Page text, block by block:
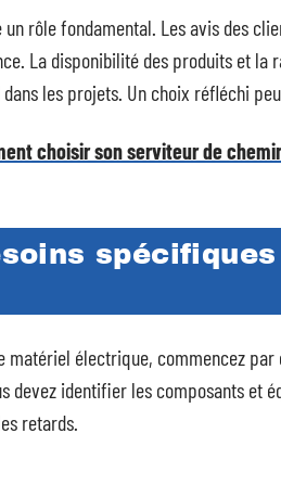
rôle fondamental. Les avis des
La disponibilité des produits et la
les projets. Un choix réfléchi
choisir son serviteur de
matériel électrique, commencez
devez identifier les composants et
retards.